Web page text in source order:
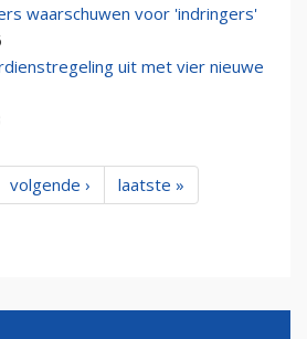
waarschuwen voor 'indringers'
uit met vier nieuwe
volgende › laatste »